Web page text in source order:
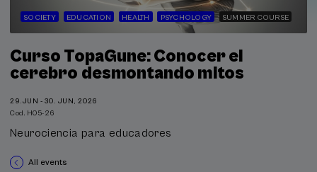
SOCIETY EDUCATION HEALTH PSYCHOLOGY SUMMER COURSE
Curso TopaGune: Conocer el
cerebro desmontando mitos
29.JUN - 30. JUN, 2026
Cod. H05-26
Neurociencia para educadores
All events